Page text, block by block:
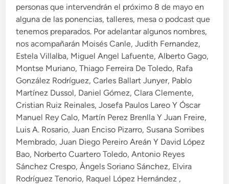
personas que intervendrán el próximo 8 de mayo en
alguna de las ponencias, talleres, mesa o podcast que
tenemos preparados. Por adelantar algunos nombres,
nos acompañarán Moisés Canle, Judith Fernandez,
Estela Villalba, Miguel Angel Lafuente, Alberto Gago,
Montse Muriano, Thiago Ferreira De Toledo, Rafa
González Rodríguez, Carles Ballart Junyer, Pablo
Martínez Dussol, Daniel Gómez, Clara Clemente,
Cristian Ruiz Reinales, Josefa Paulos Lareo Y Óscar
Manuel Rey Calo, Martín Perez Brenlla Y Juan Freire,
Luis A. Rosario, Juan Enciso Pizarro, Susana Sorribes
Membrado, Juan Diego Pereiro Areán Y David López
Bao, Norberto Cuartero Toledo, Antonio Reyes
Sánchez Crespo, Àngels Soriano Sánchez, Elvira
Rodríguez Tenorio, Raquel López Hernández ,